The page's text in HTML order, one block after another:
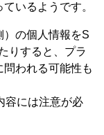
いるようです。
）の個人情報をS
りすると、プラ
われる可能性も
容には注意が必